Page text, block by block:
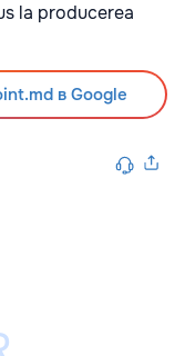
la producerea
в Google